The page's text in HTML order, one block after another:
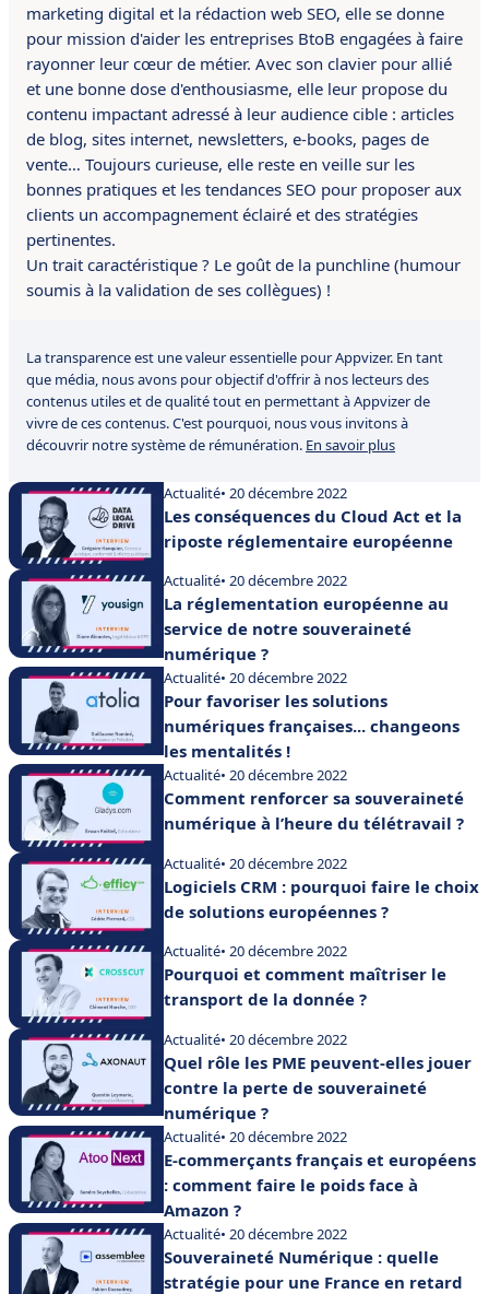
marketing digital et la rédaction web SEO, elle se donne
pour mission d'aider les entreprises BtoB engagées à faire
rayonner leur cœur de métier. Avec son clavier pour allié
et une bonne dose d'enthousiasme, elle leur propose du
contenu impactant adressé à leur audience cible : articles
de blog, sites internet, newsletters, e-books, pages de
vente… Toujours curieuse, elle reste en veille sur les
bonnes pratiques et les tendances SEO pour proposer aux
clients un accompagnement éclairé et des stratégies
pertinentes.
Un trait caractéristique ? Le goût de la punchline (humour
soumis à la validation de ses collègues) !
La transparence est une valeur essentielle pour Appvizer. En tant
que média, nous avons pour objectif d'offrir à nos lecteurs des
contenus utiles et de qualité tout en permettant à Appvizer de
vivre de ces contenus. C'est pourquoi, nous vous invitons à
découvrir notre système de rémunération. En savoir plus
Actualité• 20 décembre 2022
Les conséquences du Cloud Act et la
riposte réglementaire européenne
Actualité• 20 décembre 2022
La réglementation européenne au
service de notre souveraineté
numérique ?
Actualité• 20 décembre 2022
Pour favoriser les solutions
numériques françaises... changeons
les mentalités !
Actualité• 20 décembre 2022
Comment renforcer sa souveraineté
numérique à l’heure du télétravail ?
Actualité• 20 décembre 2022
Logiciels CRM : pourquoi faire le choix
de solutions européennes ?
Actualité• 20 décembre 2022
Pourquoi et comment maîtriser le
transport de la donnée ?
Actualité• 20 décembre 2022
Quel rôle les PME peuvent-elles jouer
contre la perte de souveraineté
numérique ?
Actualité• 20 décembre 2022
E-commerçants français et européens
: comment faire le poids face à
Amazon ?
Actualité• 20 décembre 2022
Souveraineté Numérique : quelle
stratégie pour une France en retard